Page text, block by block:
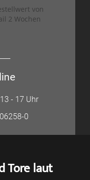
von
2 Wochen
- 17 Uhr
0
Tore laut